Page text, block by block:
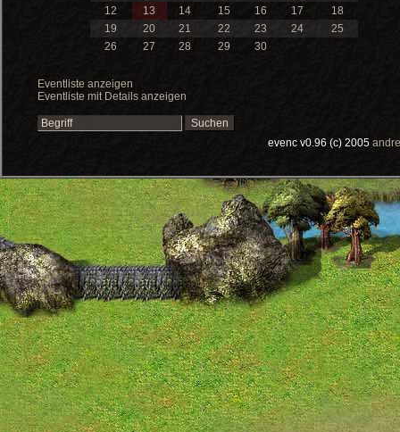
12
13 14 15 16 17
18
19
20 21 22 23 24
25
26
27 28 29 30
Eventliste anzeigen
Eventliste mit Details anzeigen
evenc v0.96 (c) 2005